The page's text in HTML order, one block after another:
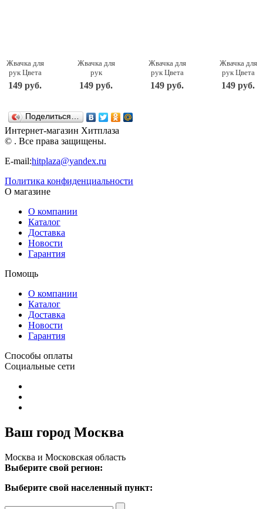
Жвачка для
рук Цвета
светящиеся
в темноте
PAULINDA
149 руб.
Жвачка для
рук
Перламутровые
цвета
PAULINDA
149 руб.
Жвачка для
рук Цвета
металлик
170204-D
149 руб.
Жвачка для
рук Цвета
металлик
170203-D
149 руб.
Поделиться…
Интернет-магазин Хитплаза
© . Все права защищены.
E-mail:hitplaza@yandex.ru
Политика конфиденциальности
О магазине
О компании
Каталог
Доставка
Новости
Гарантия
Помощь
О компании
Каталог
Доставка
Новости
Гарантия
Способы оплаты
Социальные сети
Ваш город Москва
Москва и Московская область
Выберите свой регион:
Выберите свой населенный пункт: